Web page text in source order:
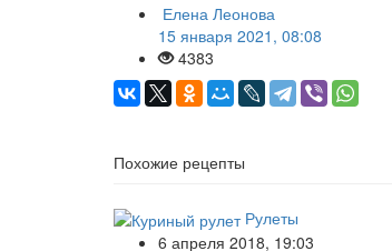
Елена Леонова
15 января 2021, 08:08
4383
Похожие рецепты
Рулеты
6 апреля 2018, 19:03